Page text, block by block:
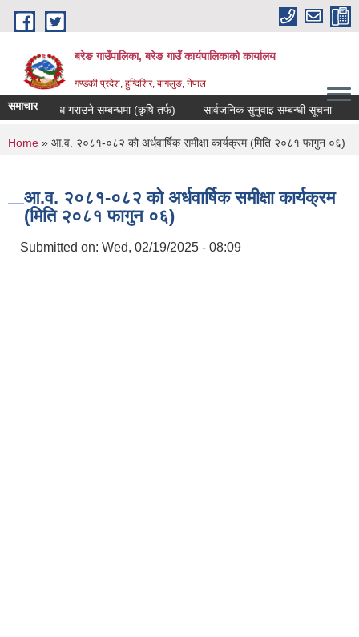
Skip to main content
बरेङ गाउँपालिका, बरेङ गाउँ कार्यपालिकाको कार्यालय
गण्डकी प्रदेश, हुग्दिशिर, बागलुङ, नेपाल
समाचार
उपलब्ध गराउने सम्बन्धमा (कृषि तर्फ) सार्वजनिक सुनुवाइ सम्बन्धी सूचना
You are here
Home » आ.व. २०८१-०८२ को अर्धवार्षिक समीक्षा कार्यक्रम (मिति २०८१ फागुन ०६)
आ.व. २०८१-०८२ को अर्धवार्षिक समीक्षा कार्यक्रम
(मिति २०८१ फागुन ०६)
Submitted on: Wed, 02/19/2025 - 08:09